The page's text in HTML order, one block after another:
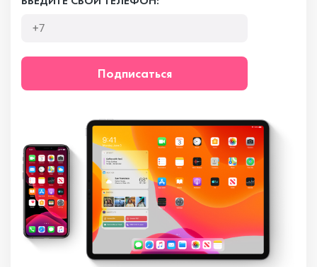
Подписаться